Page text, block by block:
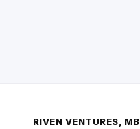
RIVEN VENTURES, MB